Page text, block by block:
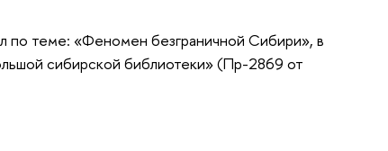
по теме: «Феномен безграничной Сибири», в
сибирской библиотеки» (Пр-2869 от